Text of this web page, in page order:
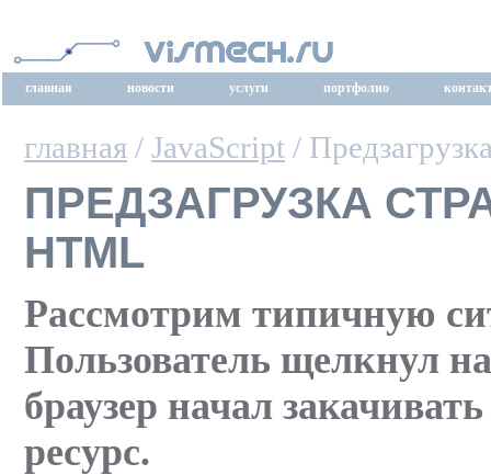
главная новости услуги портфолио
главная / JavaScript /
ПРЕДЗАГРУЗКА
HTML
Рассмотрим типичную
Пользователь щелкнул
браузер начал
ресурс.